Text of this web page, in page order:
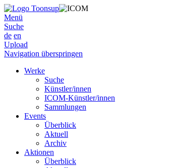
Menü
Suche
de en
Upload
Navigation überspringen
Werke
Suche
Künstler/innen
ICOM-Künstler/innen
Sammlungen
Events
Überblick
Aktuell
Archiv
Aktionen
Überblick